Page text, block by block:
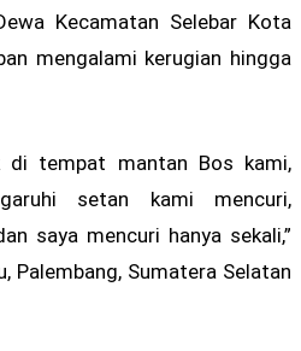
Kecamatan Selebar Kota
mengalami kerugian hingga
di tempat mantan Bos kami,
setan kami mencuri,
saya mencuri hanya sekali,”
Palembang, Sumatera Selatan